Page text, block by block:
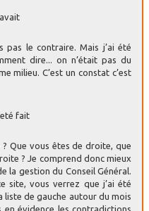
pas le contraire. Mais j’ai été
dire... on n’était pas du
milieu. C’est un constat c’est
fait
? Que vous êtes de droite, que
? Je comprend donc mieux
la gestion du Conseil Général.
site, vous verrez que j’ai été
liste de gauche autour du mois
en évidence les contradictions